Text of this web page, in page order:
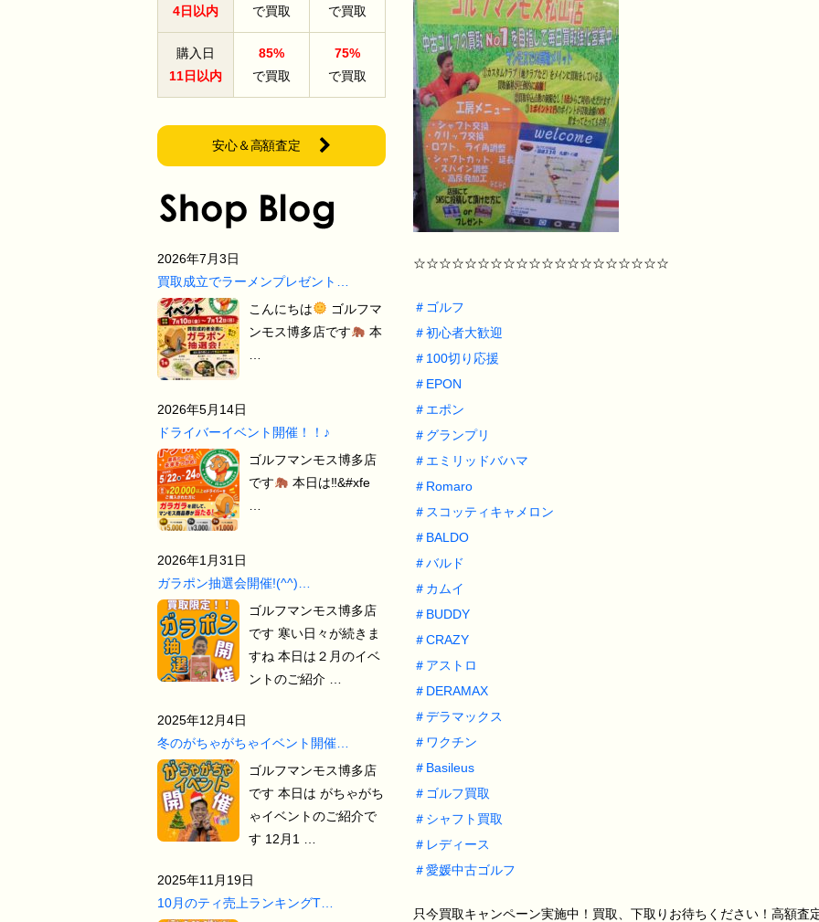
☆☆☆☆☆☆☆☆☆☆☆☆☆☆☆☆☆☆☆☆
＃ ゴルフ
＃初心者大歓迎
＃ 100切り応援
＃ EPON
＃ エポン
＃ グランプリ
＃ エミリッドバハマ
＃ Romaro
＃ スコッティキャメロン
＃ BALDO
＃バルド
＃ カムイ
＃ BUDDY
＃CRAZY
＃ アストロ
＃ DERAMAX
＃デラマックス
＃ ワクチン
＃ Basileus
＃ ゴルフ買取
＃ シャフト買取
＃ レディース
＃愛媛中古ゴルフ
只今買取キャンペーン実施中！買取、下取りお待ちください！高額査
4日以内
で買取
で買取
購入日
11日以内
85%
で買取
75%
で買取
安心＆高額査定
2026年7月3日
買取成立でラーメンプレゼント…
こんにちは
ゴルフマ
ンモス博多店です
本
2026年5月14日
ドライバーイベント開催！！♪
ゴルフマンモス博多店
です
本日は‼&#xfe
2026年1月31日
ガラポン抽選会開催!(^^)…
ゴルフマンモス博多店
です 寒い日々が続きま
すね 本日は２月のイベ
ントのご紹介 …
2025年12月4日
冬のがちゃがちゃイベント開催…
ゴルフマンモス博多店
です 本日は がちゃがち
ゃイベントのご紹介で
す 12月1 …
2025年11月19日
10月のティ売上ランキングT…